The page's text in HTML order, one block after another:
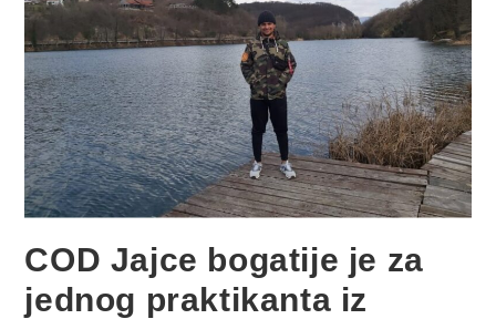
COD Jajce bogatije je za
jednog praktikanta iz